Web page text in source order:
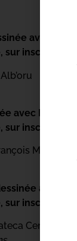
avec
inscription.
avec Manon
inscription.
Marchetti
avec
inscription.
Centru Cità